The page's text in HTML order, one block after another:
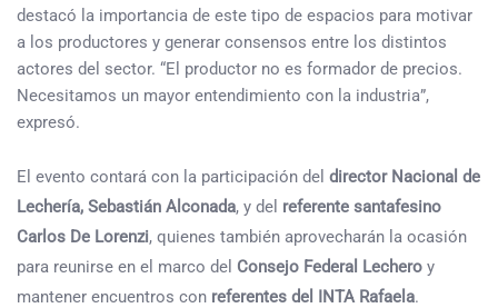
destacó la importancia de este tipo de espacios para motivar
a los productores y generar consensos entre los distintos
actores del sector. “El productor no es formador de precios.
Necesitamos un mayor entendimiento con la industria”,
expresó.
El evento contará con la participación del director Nacional de
Lechería, Sebastián Alconada, y del referente santafesino
Carlos De Lorenzi, quienes también aprovecharán la ocasión
para reunirse en el marco del Consejo Federal Lechero y
mantener encuentros con referentes del INTA Rafaela.